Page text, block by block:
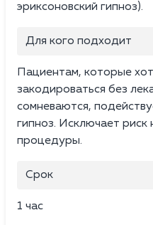
эриксоновский гипноз).
Для кого подходит
Пациентам, которые
закодироваться без
сомневаются,
гипноз. Исключает риск
процедуры.
Срок
1 час